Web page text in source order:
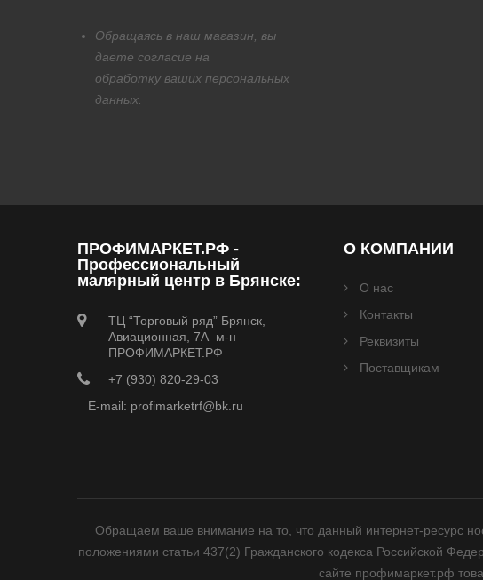
Обращаясь в наш магазин, вы
даете согласие на
обработку ваших персональных
данных.
ПРОФИМАРКЕТ.РФ -
Профессиональный
малярный центр в Брянске:
ТЦ “Торговый ряд” Брянск,
Авиационная, 7А м-н
ПРОФИМАРКЕТ.РФ
+7 (930) 820-29-03
E-mail: profimarketrf@bk.ru
О КОМПАНИИ
О нас
Контакты
Реквизиты
Поставщикам
Обращаем ваше внимание на то, что данный интернет-ресурс
положениями статьи 437(2) Гражданского кодекса Российской
сайте профимаркет.рф